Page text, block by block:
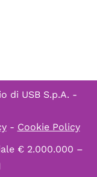
di USB S.p.A. -
- Cookie Policy
€ 2.000.000 –